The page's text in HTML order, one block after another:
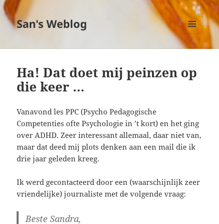
San's Weblog
MENU
EN
Ha! Dat doet mij peinzen op
die keer …
Vanavond les PPC (Psycho Pedagogische
Competenties ofte Psychologie in ’t kort) en het ging
over ADHD. Zeer interessant allemaal, daar niet van,
maar dat deed mij plots denken aan een mail die ik
drie jaar geleden kreeg.
Ik werd gecontacteerd door een (waarschijnlijk zeer
vriendelijke) journaliste met de volgende vraag:
Beste Sandra,